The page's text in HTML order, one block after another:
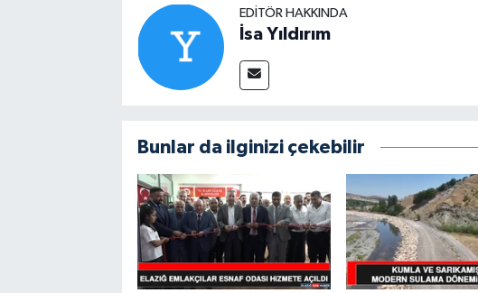
EDITÖR HAKKINDA
İsa Yıldırım
Bunlar da ilginizi çekebilir